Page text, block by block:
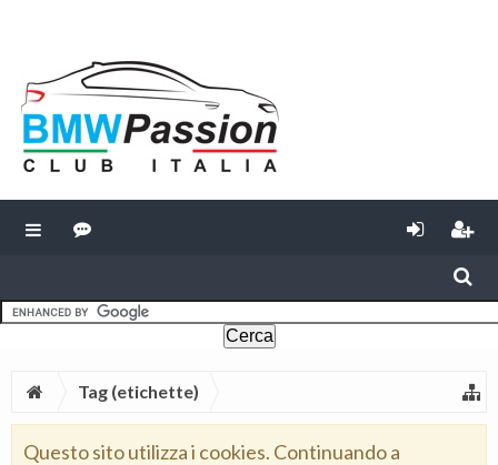
Tag (etichette)
Questo sito utilizza i cookies. Continuando a